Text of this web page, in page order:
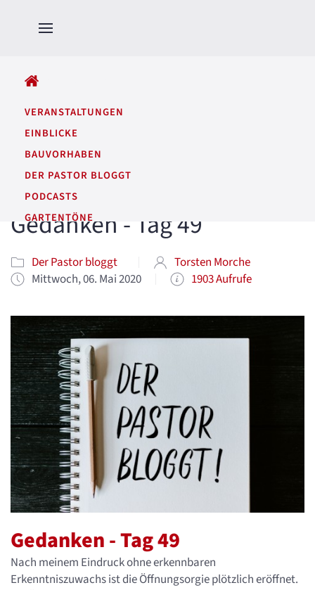
VERANSTALTUNGEN
EINBLICKE
BAUVORHABEN
DER PASTOR BLOGGT
PODCASTS
GARTENTÖNE
Gedanken - Tag 49
Der Pastor bloggt
Torsten Morche
Mittwoch, 06. Mai 2020
1903 Aufrufe
Gedanken - Tag 49
Nach meinem Eindruck ohne erkennbaren
Erkenntniszuwachs ist die Öffnungsorgie plötzlich eröffnet.